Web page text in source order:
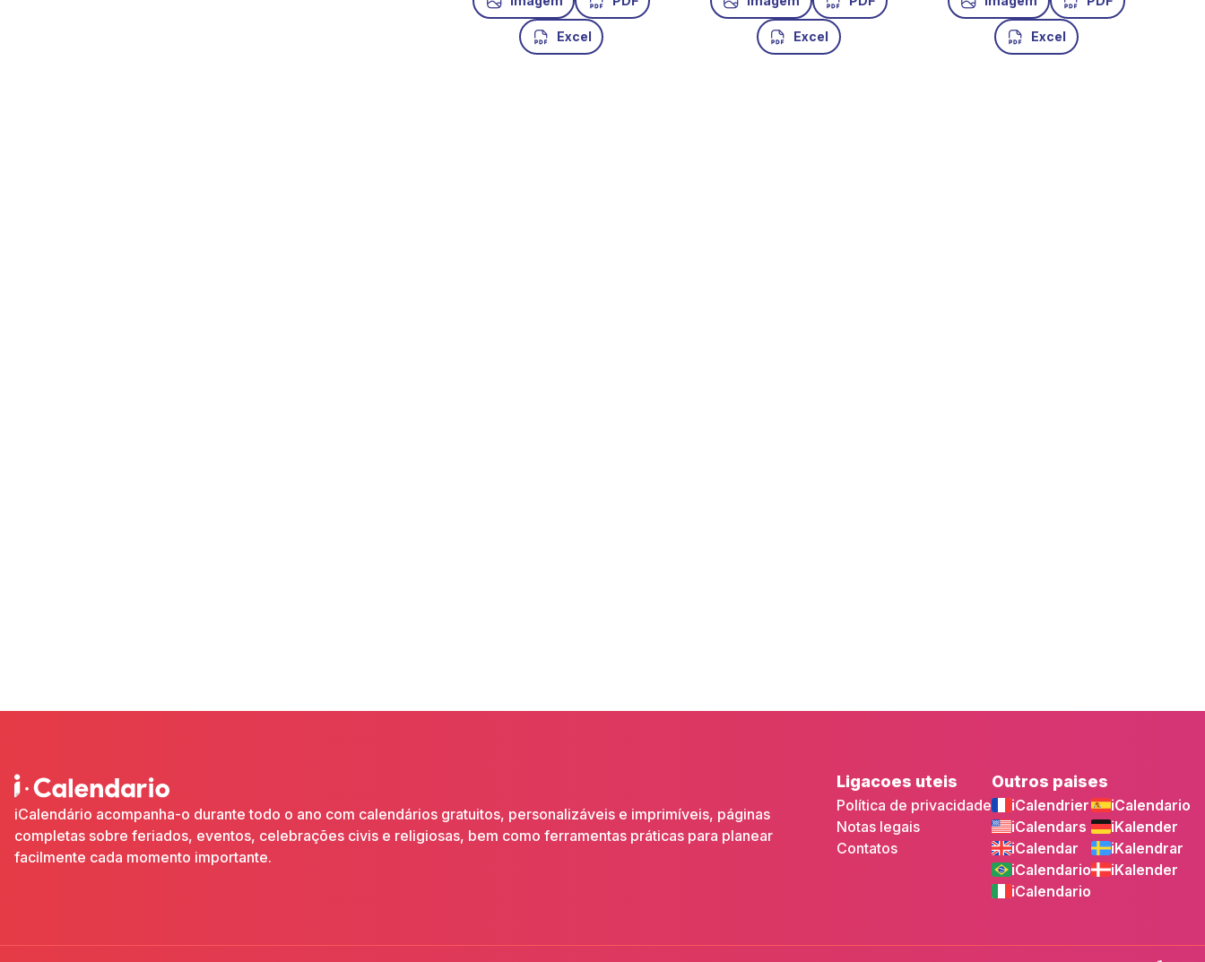
Excel Excel Excel
iCalendário acompanha-o durante todo o ano com calendários gratuitos, personalizáveis e imprimíveis, páginas
completas sobre feriados, eventos, celebrações civis e religiosas, bem como ferramentas práticas para planear
facilmente cada momento importante.
Ligacoes uteis
Política de privacidade
Notas legais
Contatos
Outros paises
iCalendrier
iCalendars
iCalendar
iCalendario
iCalendario
iCalendario
iKalender
iKalendrar
iKalender